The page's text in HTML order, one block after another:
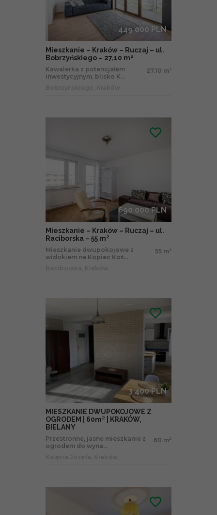
449 000 PLN
Mieszkanie – Kraków – Ruczaj – ul.
Bobrzyńskiego – 27,10 m²
Kawalerka z potencjałem
inwestycyjnym, blisko K...
27.10 m 2
690 000 PLN
Mieszkanie – Kraków – Ruczaj – ul.
Raciborska – 55 m²
Mieszkanie dwupokojowe z
widokiem na Kopiec Koś...
55 m 2
3 400 PLN
MIESZKANIE DWUPOKOJOWE Z
OGRODEM | 60m² | KRAKÓW,
BIELANY
Przestronne, jasne mieszkanie z
ogrodem do wyna...
60 m 2